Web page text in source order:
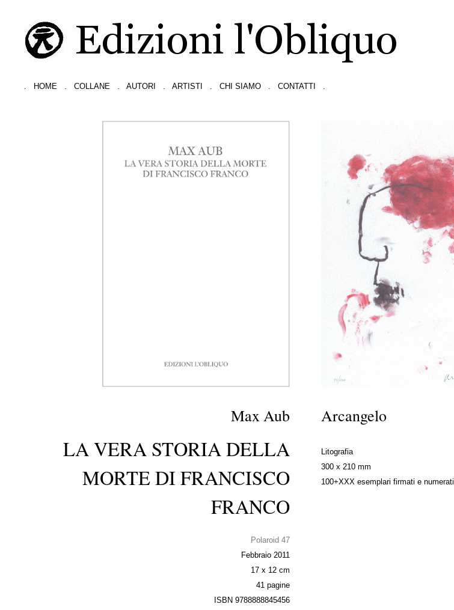
. HOME . COLLANE . AUTORI . ARTISTI . CHI SIAMO . CONTATTI .
Max Aub
LA VERA STORIA DELLA
MORTE DI FRANCISCO
FRANCO
Polaroid 47
Febbraio 2011
17 x 12 cm
41 pagine
ISBN 9788888845456
Arcangelo
Litografia
300 x 210 mm
100+XXX esemplari firmati e numerati